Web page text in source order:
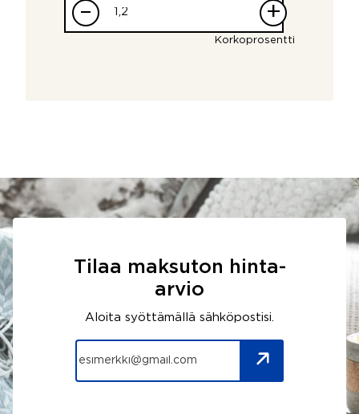
– +
Korkoprosentti
Tilaa maksuton hinta-
arvio
Aloita syöttämällä sähköpostisi.